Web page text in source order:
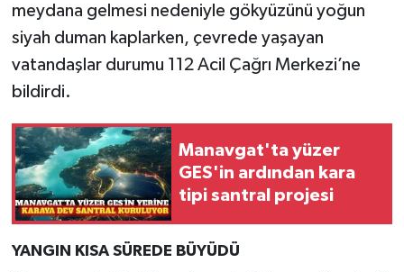
meydana gelmesi nedeniyle gökyüzünü yoğun
siyah duman kaplarken, çevrede yaşayan
vatandaşlar durumu 112 Acil Çağrı Merkezi’ne
bildirdi.
Manavgat'ta yüzer
GES'in ardından kara
tipi santral projesi
YANGIN KISA SÜREDE BÜYÜDÜ